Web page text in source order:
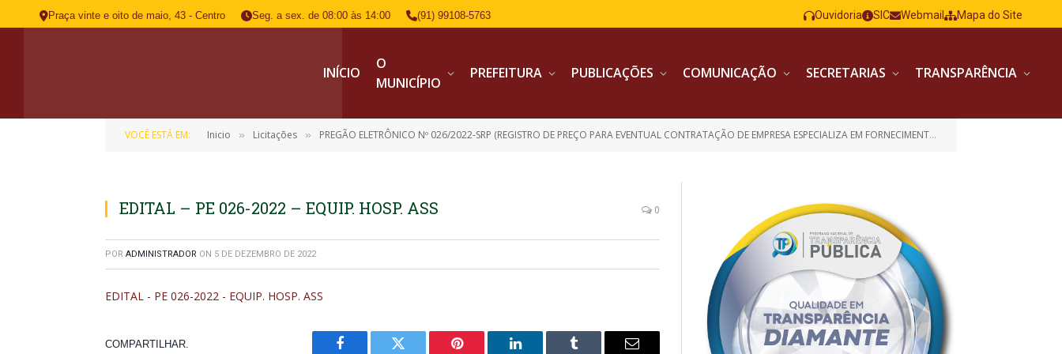
Praça vinte e oito de maio, 43 - Centro Seg. a sex. de 08:00 às 14:00 (91) 99108-5763 Ouvidoria SIC Webmail Mapa do Site
INÍCIO
O
MUNICÍPIO
PREFEITURA PUBLICAÇÕES COMUNICAÇÃO SECRETARIAS TRANSPARÊNCIA
VOCÊ ESTÁ EM: Inicio » Licitações » PREGÃO ELETRÔNICO Nº 026/2022-SRP (REGISTRO DE PREÇO PARA EVENTUAL CONTRATAÇÃO DE EMPRESA ESPECIALIZA EM FORNECIMENTO DE EQUIPAMENTOS / MATERIAL PERMANENTE)
EDITAL – PE 026-2022 – EQUIP. HOSP. ASS 0
POR ADMINISTRADOR ON 5 DE DEZEMBRO DE 2022
EDITAL - PE 026-2022 - EQUIP. HOSP. ASS
COMPARTILHAR.